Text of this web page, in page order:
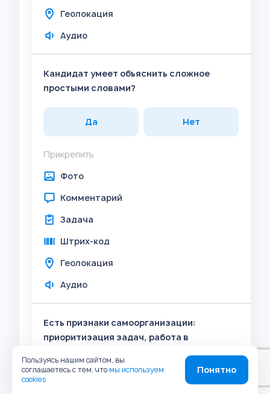
Геолокация
Аудио
Кандидат умеет объяснить сложное
простыми словами?
Да Нет
Прикрепить
Фото
Комментарий
Задача
Штрих-код
Геолокация
Аудио
Есть признаки самоорганизации:
приоритизация задач, работа в
Нет
Пользуясь нашим сайтом, вы
соглашаетесь с тем, что мы используем
cookies
Понятно